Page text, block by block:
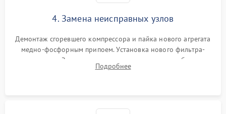
4. Замена неисправных узлов
Демонтаж сгоревшего компрессора и пайка нового агрегата
медно-фосфорным припоем. Установка нового фильтра-
осушителя. Замена изношенных вентиляторов обдува,
сломанных заслонок или поврежденных дверных петель.
Подробнее